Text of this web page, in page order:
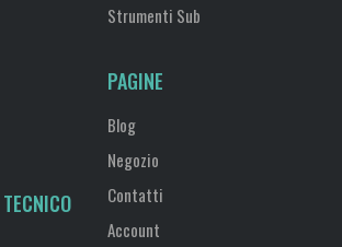
Strumenti Sub
PAGINE
Blog
Negozio
Contatti
Account